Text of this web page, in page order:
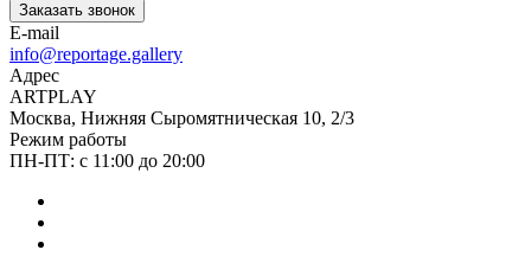
Заказать звонок
E-mail
info@reportage.gallery
Адрес
ARTPLAY
Москва, Нижняя Сыромятническая 10, 2/3
Режим работы
ПН-ПТ: с 11:00 до 20:00